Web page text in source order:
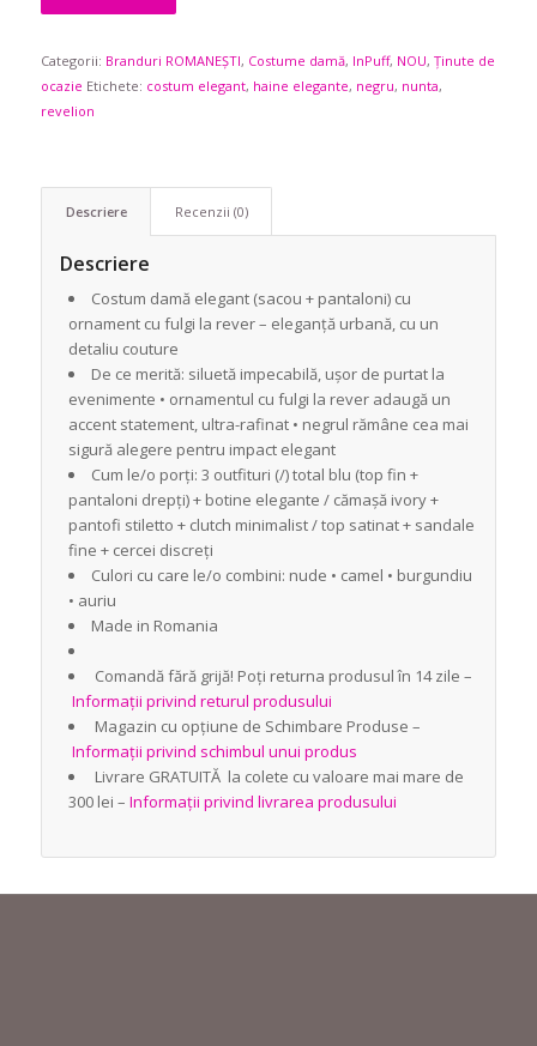
Categorii: Branduri ROMANEȘTI, Costume damă, InPuff, NOU, Ținute de
ocazie Etichete: costum elegant, haine elegante, negru, nunta,
revelion
Descriere Recenzii (0)
Descriere
Costum damă elegant (sacou + pantaloni) cu
ornament cu fulgi la rever – eleganță urbană, cu un
detaliu couture
De ce merită: siluetă impecabilă, ușor de purtat la
evenimente • ornamentul cu fulgi la rever adaugă un
accent statement, ultra-rafinat • negrul rămâne cea mai
sigură alegere pentru impact elegant
Cum le/o porți: 3 outfituri (/) total blu (top fin +
pantaloni drepți) + botine elegante / cămașă ivory +
pantofi stiletto + clutch minimalist / top satinat + sandale
fine + cercei discreți
Culori cu care le/o combini: nude • camel • burgundiu
• auriu
Made in Romania
Comandă fără grijă! Poți returna produsul în 14 zile –
Informații privind returul produsului
Magazin cu opțiune de Schimbare Produse –
Informații privind schimbul unui produs
Livrare GRATUITĂ la colete cu valoare mai mare de
300 lei – Informații privind livrarea produsului